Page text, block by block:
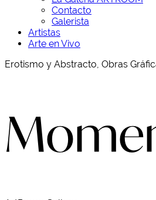
Contacto
Galerista
Artistas
Arte en Vivo
Erotismo y Abstracto, Obras